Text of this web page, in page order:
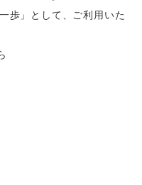
歩」として、ご利用いた